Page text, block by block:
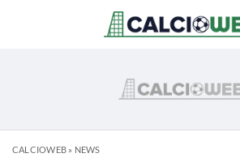
CALCIOWEB» NEWS